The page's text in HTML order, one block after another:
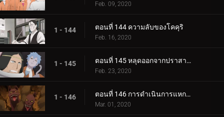
Feb. 09, 2020
1 - 144 ตอนที่ 144 ความลับของโคคุริ
Feb. 16, 2020
1 - 145 ตอนที่ 145 หลุดออกจากปราสาทโฮซึกิ
Feb. 23, 2020
1 - 146 ตอนที่ 146 การดำเนินการแหกคุก
Mar. 01, 2020